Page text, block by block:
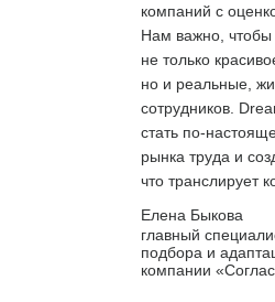
компаний с
Нам важно, чтобы
не только
но и реальные,
сотрудников.
стать по-
рынка труда и
что транслирует
Елена Быкова
главный
подбора и
компании